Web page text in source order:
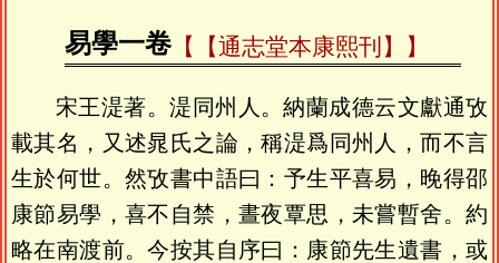
易學一卷 【通志堂本康熙刊】
宋王湜著。湜同州人。納蘭成德云文獻通攷
載其名，又述晁氏之論，稱湜爲同州人，而不言
生於何世。然攷書中語曰：予生平喜易，晚得邵
康節易學，喜不自禁，晝夜覃思，未嘗暫舍。約
略在南渡前。今按其自序曰：康節先生遺書，或